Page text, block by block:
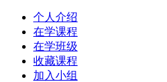
个人介绍
在学课程
在学班级
收藏课程
加入小组